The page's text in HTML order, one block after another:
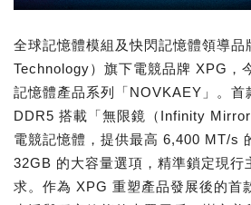
全球記憶體模組及快閃記憶體領導品
Technology）旗下電競品牌 XPG，
記憶體產品系列「NOVKAEY」。
DDR5 搭載「無限鏡（Infinity
電競記憶體，提供最高 6,400 MT/s
32GB 的大容量選項，精準鎖定現行
求。作為 XPG 重塑產品發展後的首